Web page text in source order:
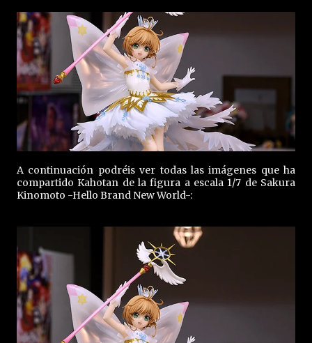
A continuación podréis ver todas las imágenes que ha
compartido Kahotan de la figura a escala 1/7 de Sakura
Kinomoto -Hello Brand New World-: